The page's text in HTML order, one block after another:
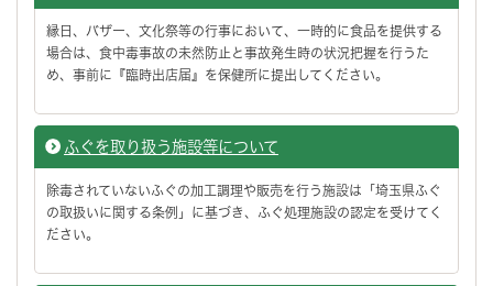
縁日、バザー、文化祭等の行事において、一時的に食品を提供する
場合は、食中毒事故の未然防止と事故発生時の状況把握を行うた
め、事前に『臨時出店届』を保健所に提出してください。
ふぐを取り扱う施設等について
除毒されていないふぐの加工調理や販売を行う施設は「埼玉県ふぐ
の取扱いに関する条例」に基づき、ふぐ処理施設の認定を受けてく
ださい。